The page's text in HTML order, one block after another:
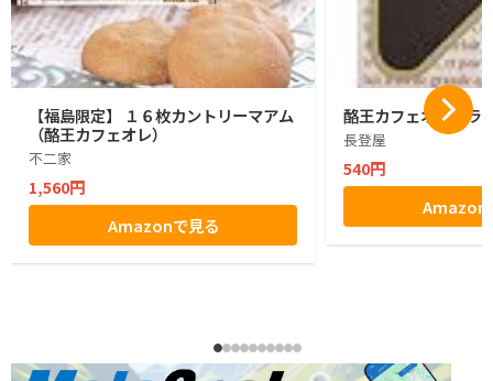
【福島限定】 １６枚カントリーマアム
（酪王カフェオレ）
不二家
1,560円
Amazonで見る
酪王カフェオレクラ
長登屋
540円
Amazon